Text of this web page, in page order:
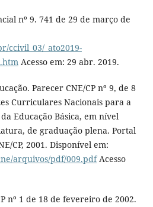
nº 9. 741 de 29 de março de
ccivil_03/_ato2019-
Acesso em: 29 abr. 2019.
Parecer CNE/CP nº 9, de 8
Curriculares Nacionais para a
Educação Básica, em nível
de graduação plena. Portal
CP, 2001. Disponível em:
arquivos/pdf/009.pdfAcesso
nº 1 de 18 de fevereiro de 2002.